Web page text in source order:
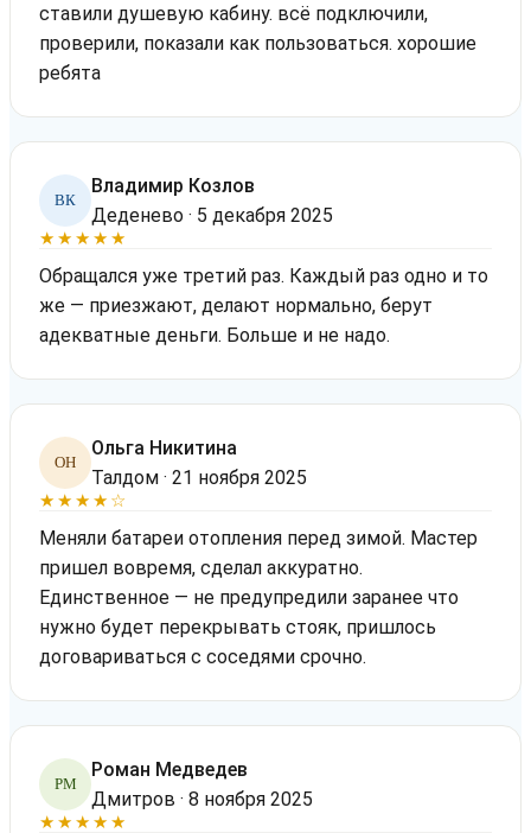
ставили душевую кабину. всё подключили,
проверили, показали как пользоваться. хорошие
ребята
ВК
Владимир Козлов
Деденево · 5 декабря 2025
★★★★★
Обращался уже третий раз. Каждый раз одно и то
же — приезжают, делают нормально, берут
адекватные деньги. Больше и не надо.
ОН
Ольга Никитина
Талдом · 21 ноября 2025
★★★★☆
Меняли батареи отопления перед зимой. Мастер
пришел вовремя, сделал аккуратно.
Единственное — не предупредили заранее что
нужно будет перекрывать стояк, пришлось
договариваться с соседями срочно.
РМ
Роман Медведев
Дмитров · 8 ноября 2025
★★★★★